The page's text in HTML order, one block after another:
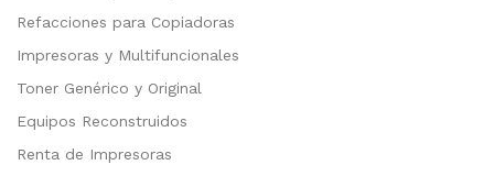
Refacciones para Copiadoras
Impresoras y Multifuncionales
Toner Genérico y Original
Equipos Reconstruidos
Renta de Impresoras